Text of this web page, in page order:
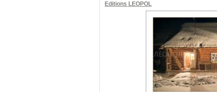
Editions LEOPOL